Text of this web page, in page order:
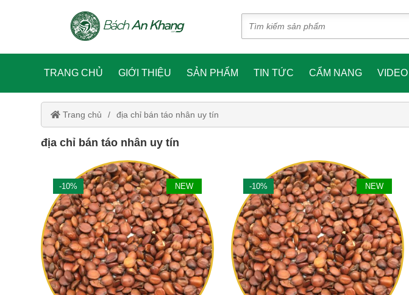
TRANG CHỦ GIỚI THIỆU SẢN PHẨM TIN TỨC CẨM NANG VIDEO
Trang chủ địa chỉ bán táo nhân uy tín
địa chỉ bán táo nhân uy tín
-10% NEW -10% NEW